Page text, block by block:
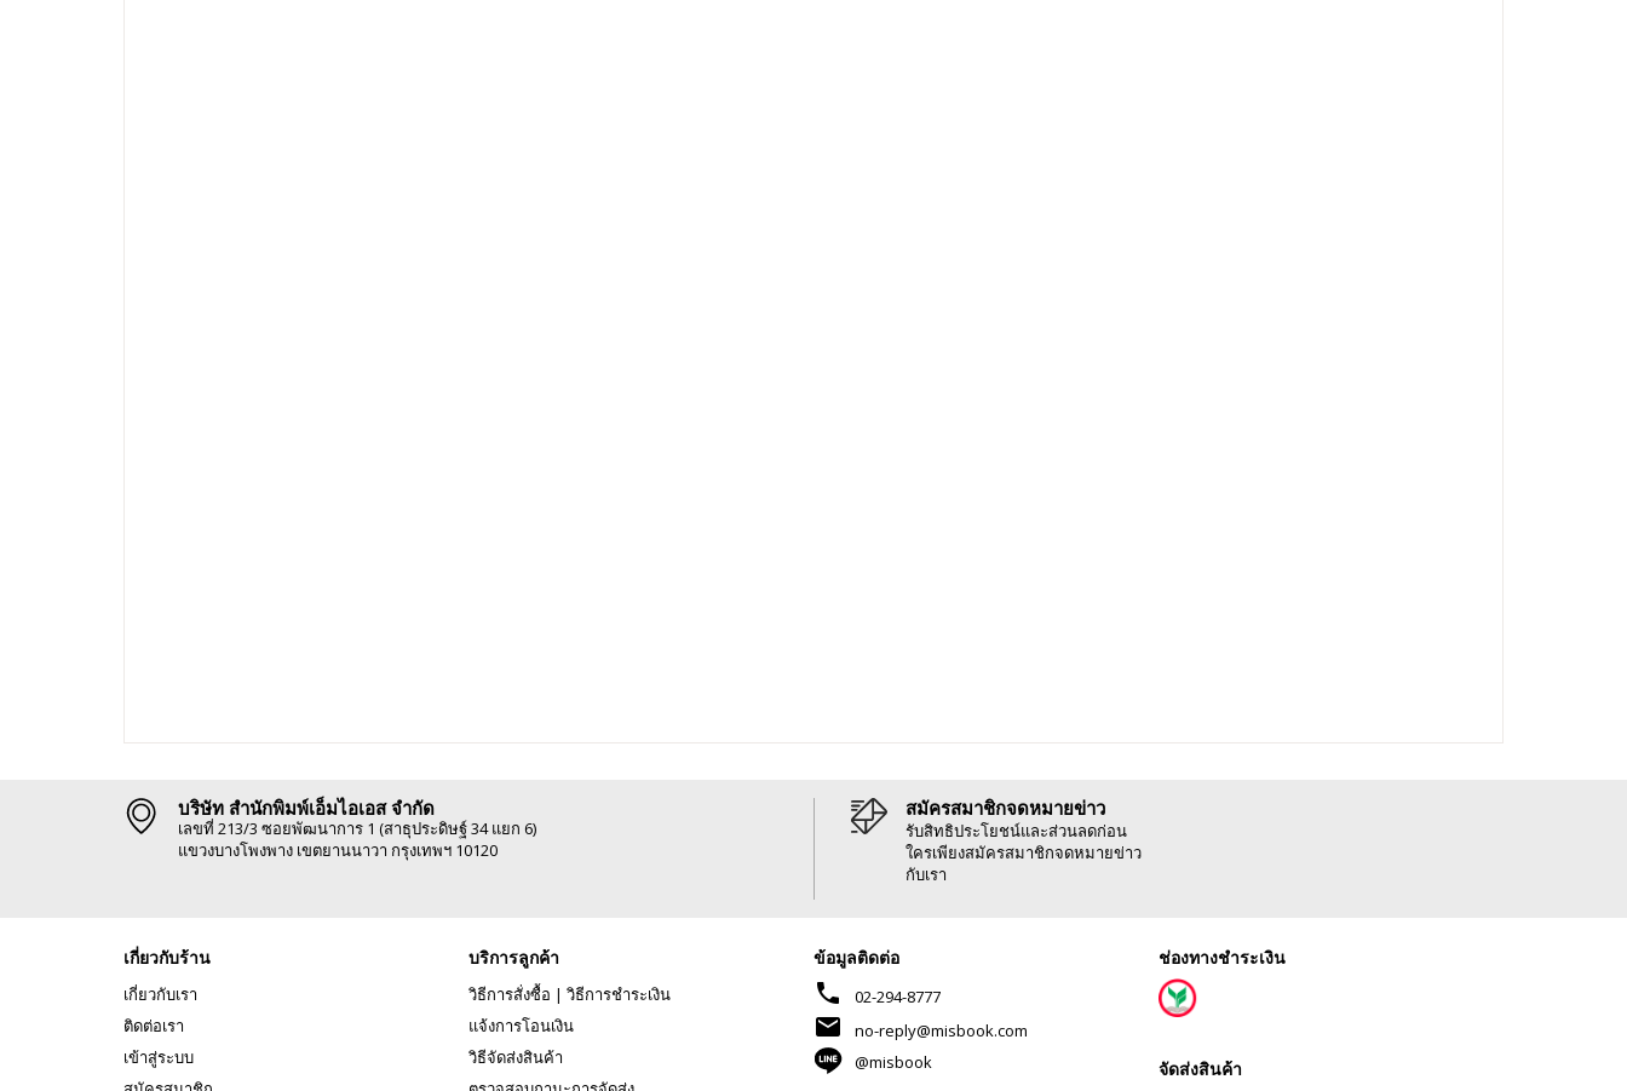
บริษัท สำนักพิมพ์เอ็มไอเอส จำกัด
เลขที่ 213/3 ซอยพัฒนาการ 1 (สาธุประดิษฐ์ 34 แยก 6)
แขวงบางโพงพาง เขตยานนาวา กรุงเทพฯ 10120
สมัครสมาชิกจดหมายข่าว
รับสิทธิประโยชน์และส่วนลดก่อน
ใครเพียงสมัครสมาชิกจดหมายข่าว
กับเรา
เกี่ยวกับร้าน
เกี่ยวกับเรา
ติดต่อเรา
เข้าสู่ระบบ
บริการลูกค้า
วิธีการสั่งซื้อ | วิธีการชำระเงิน
แจ้งการโอนเงิน
วิธีจัดส่งสินค้า
ข้อมูลติดต่อ
phone 02-294-8777
mail
no-reply@misbook.com
@misbook
ช่องทางชำระเงิน
จัดส่งสินค้า